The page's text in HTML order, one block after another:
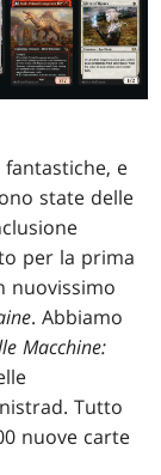
e
state delle
per la prima
nuovissimo
. Abbiamo
Macchine:
Tutto
nuove carte